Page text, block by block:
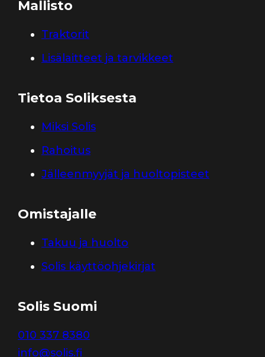
Mallisto
Traktorit
Lisälaitteet ja tarvikkeet
Tietoa Soliksesta
Miksi Solis
Rahoitus
Jälleenmyyjät ja huoltopisteet
Omistajalle
Takuu ja huolto
Solis käyttöohjekirjat
Solis Suomi
010 337 8380
info@solis.fi